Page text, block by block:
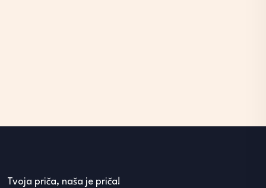
Tvoja priča, naša je priča!